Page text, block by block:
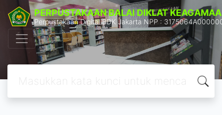
PERPUSTAKAAN BALAI DIKLAT
Perpustakaan Digital BDK Jakarta NPP :